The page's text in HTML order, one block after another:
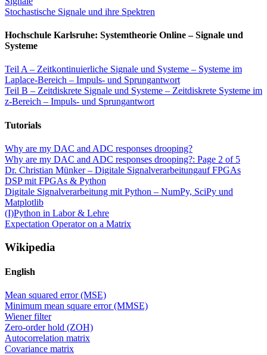
Stochastische Signale und ihre Spektren
Hochschule Karlsruhe: Systemtheorie Online – Signale und
Systeme
Teil A – Zeitkontinuierliche Signale und Systeme – Systeme im
Laplace-Bereich – Impuls- und Sprungantwort
Teil B – Zeitdiskrete Signale und Systeme – Zeitdiskrete Systeme im
z-Bereich – Impuls- und Sprungantwort
Tutorials
Why are my DAC and ADC responses drooping?
Why are my DAC and ADC responses drooping?: Page 2 of 5
Dr. Christian Münker – Digitale Signalverarbeitungauf FPGAs
DSP mit FPGAs & Python
Digitale Signalverarbeitung mit Python – NumPy, SciPy und
Matplotlib
(I)Python in Labor & Lehre
Expectation Operator on a Matrix
Wikipedia
English
Mean squared error (MSE)
Minimum mean square error (MMSE)
Wiener filter
Zero-order hold (ZOH)
Autocorrelation matrix
Covariance matrix